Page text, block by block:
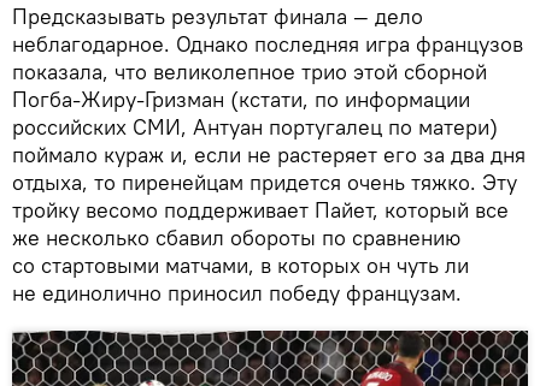
Предсказывать результат финала — дело
неблагодарное. Однако последняя игра французов
показала, что великолепное трио этой сборной
Погба-Жиру-Гризман (кстати, по информации
российских СМИ, Антуан португалец по матери)
поймало кураж и, если не растеряет его за два дня
отдыха, то пиренейцам придется очень тяжко. Эту
тройку весомо поддерживает Пайет, который все
же несколько сбавил обороты по сравнению
со стартовыми матчами, в которых он чуть ли
не единолично приносил победу французам.